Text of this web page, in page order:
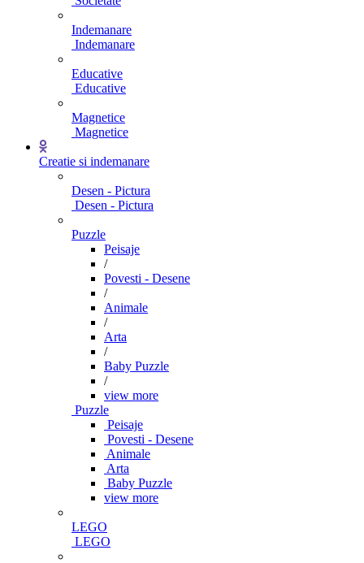
Indemanare
Indemanare
Educative
Educative
Magnetice
Magnetice
Creatie si indemanare
Desen - Pictura
Desen - Pictura
Puzzle
Peisaje
/
Povesti - Desene
/
Animale
/
Arta
/
Baby Puzzle
/
view more
Puzzle
Peisaje
Povesti - Desene
Animale
Arta
Baby Puzzle
view more
LEGO
LEGO